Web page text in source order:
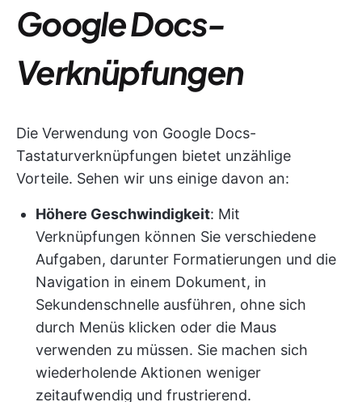
Google Docs-
Verknüpfungen
Die Verwendung von Google Docs-
Tastaturverknüpfungen bietet unzählige
Vorteile. Sehen wir uns einige davon an:
Höhere Geschwindigkeit: Mit
Verknüpfungen können Sie verschiedene
Aufgaben, darunter Formatierungen und die
Navigation in einem Dokument, in
Sekundenschnelle ausführen, ohne sich
durch Menüs klicken oder die Maus
verwenden zu müssen. Sie machen sich
wiederholende Aktionen weniger
zeitaufwendig und frustrierend.